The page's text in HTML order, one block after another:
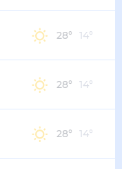
28° 14°
28° 14°
28° 14°